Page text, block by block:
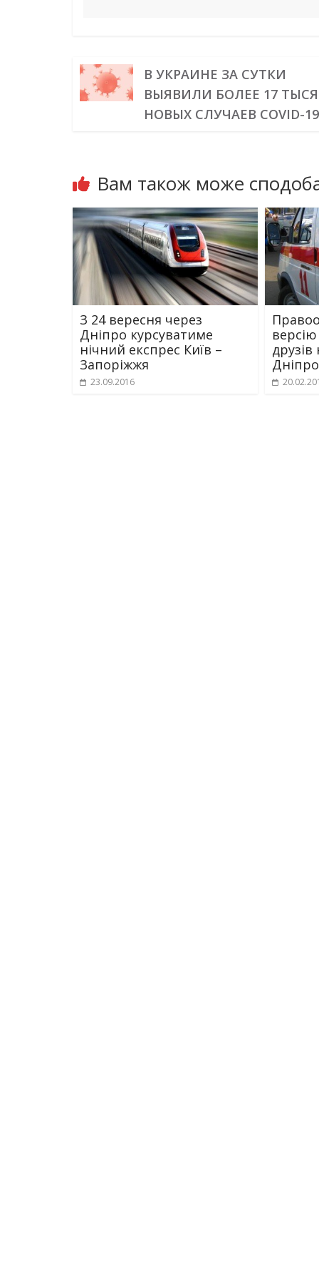
В УКРАИНЕ ЗА СУТКИ
ВЫЯВИЛИ БОЛЕЕ 17
НОВЫХ СЛУЧАЕВ COVID-19
Вам також може
З 24 вересня через
Дніпро курсуватиме
нічний експрес Київ –
Запоріжжя
23.09.2016
версію
друзів